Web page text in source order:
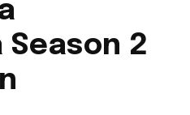
Season 2